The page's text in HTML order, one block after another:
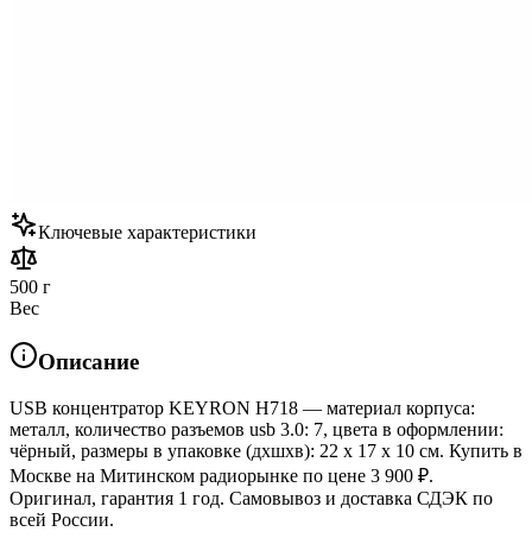
Ключевые характеристики
500 г
Вес
Описание
USB концентратор KEYRON H718 — материал корпуса:
металл, количество разъемов usb 3.0: 7, цвета в оформлении:
чёрный, размеры в упаковке (дхшхв): 22 x 17 x 10 см. Купить в
Москве на Митинском радиорынке по цене 3 900 ₽.
Оригинал, гарантия 1 год. Самовывоз и доставка СДЭК по
всей России.